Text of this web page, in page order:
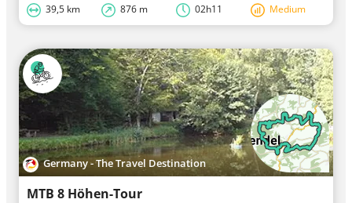
39,5 km 876 m 02h11 Medium
Germany - The Travel Destination
MTB 8 Höhen-Tour